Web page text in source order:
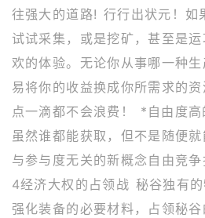
往强大的道路! 行行出状元！如
试试采集，或是挖矿，甚至是
欢的体验。无论你从事哪一种
易将你的收益换成你所需求的
点一滴都不会浪费！ *自由度
虽然谁都能获取，但不是随便
与参与度无关的新概念自由竞
4经济大权的占领战 秘谷独有
强化装备的必要材料，占领秘